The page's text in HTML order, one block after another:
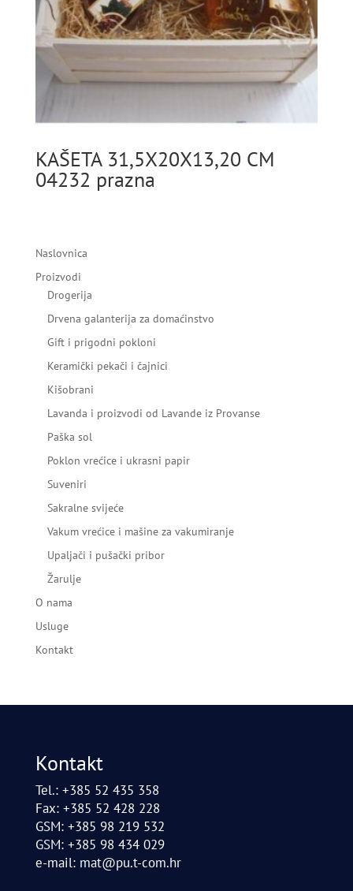
KAŠETA 31,5X20X13,20 CM
04232 prazna
Naslovnica
Proizvodi
Drogerija
Drvena galanterija za domaćinstvo
Gift i prigodni pokloni
Keramički pekači i čajnici
Kišobrani
Lavanda i proizvodi od Lavande iz Provanse
Paška sol
Poklon vrećice i ukrasni papir
Suveniri
Sakralne svijeće
Vakum vrećice i mašine za vakumiranje
Upaljači i pušački pribor
Žarulje
O nama
Usluge
Kontakt
Kontakt
Tel.: +385 52 435 358
Fax: +385 52 428 228
GSM: +385 98 219 532
GSM: +385 98 434 029
e-mail: mat@pu.t-com.hr